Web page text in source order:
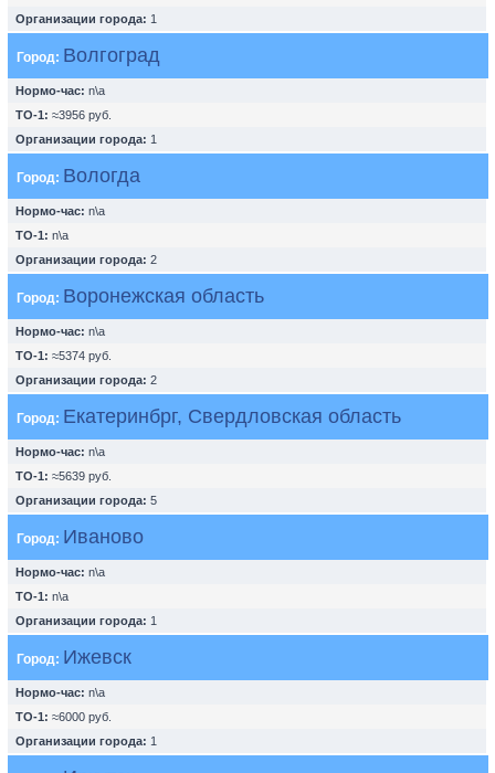
Организации города: 1
Город: Волгоград
Нормо-час: n\a
ТО-1: ≈3956 руб.
Организации города: 1
Город: Вологда
Нормо-час: n\a
ТО-1: n\a
Организации города: 2
Город: Воронежская область
Нормо-час: n\a
ТО-1: ≈5374 руб.
Организации города: 2
Город: Екатеринбрг, Свердловская область
Нормо-час: n\a
ТО-1: ≈5639 руб.
Организации города: 5
Город: Иваново
Нормо-час: n\a
ТО-1: n\a
Организации города: 1
Город: Ижевск
Нормо-час: n\a
ТО-1: ≈6000 руб.
Организации города: 1